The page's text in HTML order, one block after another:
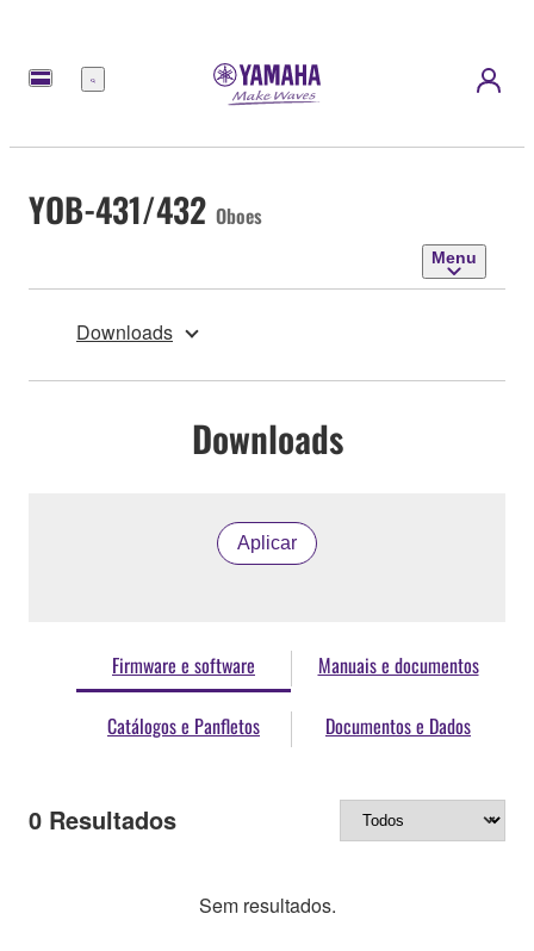
Menu
YOB-431/432 Oboes
Menu
Downloads
Downloads
Aplicar
Firmware e software Manuais e documentos
Catálogos e Panfletos Documentos e Dados
0 Resultados
Sem resultados.